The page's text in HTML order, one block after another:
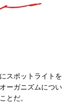
スポットライトを
ーガニズムについ
とだ。